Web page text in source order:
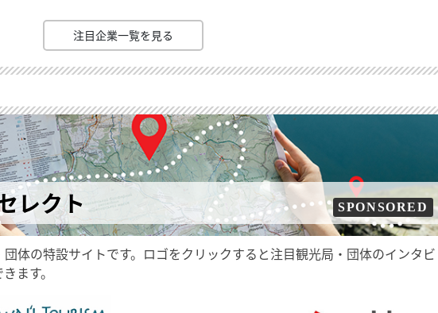
注目企業一覧を見る
レクト SPONSORED
体の特設サイトです。ロゴをクリックすると注目観光局・団体のインタビ
ます。